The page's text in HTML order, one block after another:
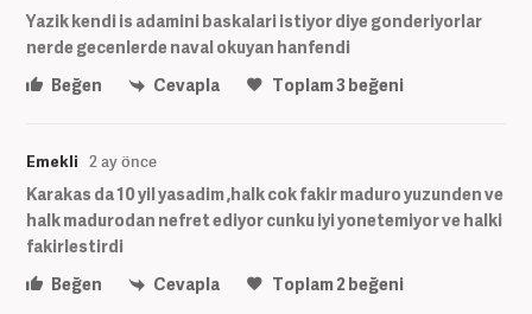
Yazik kendi is adamini baskalari istiyor diye gonderiyorlar
nerde gecenlerde naval okuyan hanfendi
Beğen
Cevapla Toplam3beğeni
Emekli 2 ay önce
Karakas da 10 yil yasadim ,halk cok fakir maduro yuzunden ve
halk madurodan nefret ediyor cunku iyi yonetemiyor ve halki
fakirlestirdi
Beğen
Cevapla Toplam2beğeni